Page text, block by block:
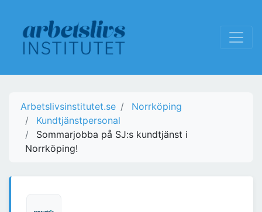
Arbetslivsinstitutet.se
Norrköping
Kundtjänstpersonal
Sommarjobba på SJ:s kundtjänst i
Norrköping!